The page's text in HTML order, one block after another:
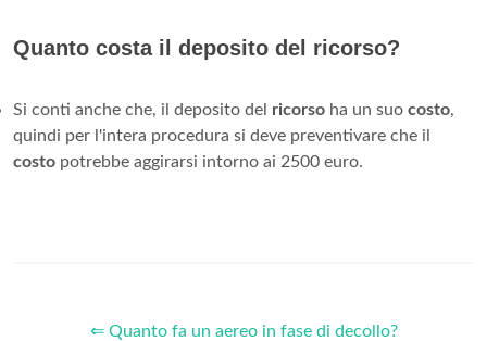
Quanto costa il deposito del ricorso?
Si conti anche che, il deposito del ricorso ha un suo costo,
quindi per l'intera procedura si deve preventivare che il
costo potrebbe aggirarsi intorno ai 2500 euro.
⇐ Quanto fa un aereo in fase di decollo?